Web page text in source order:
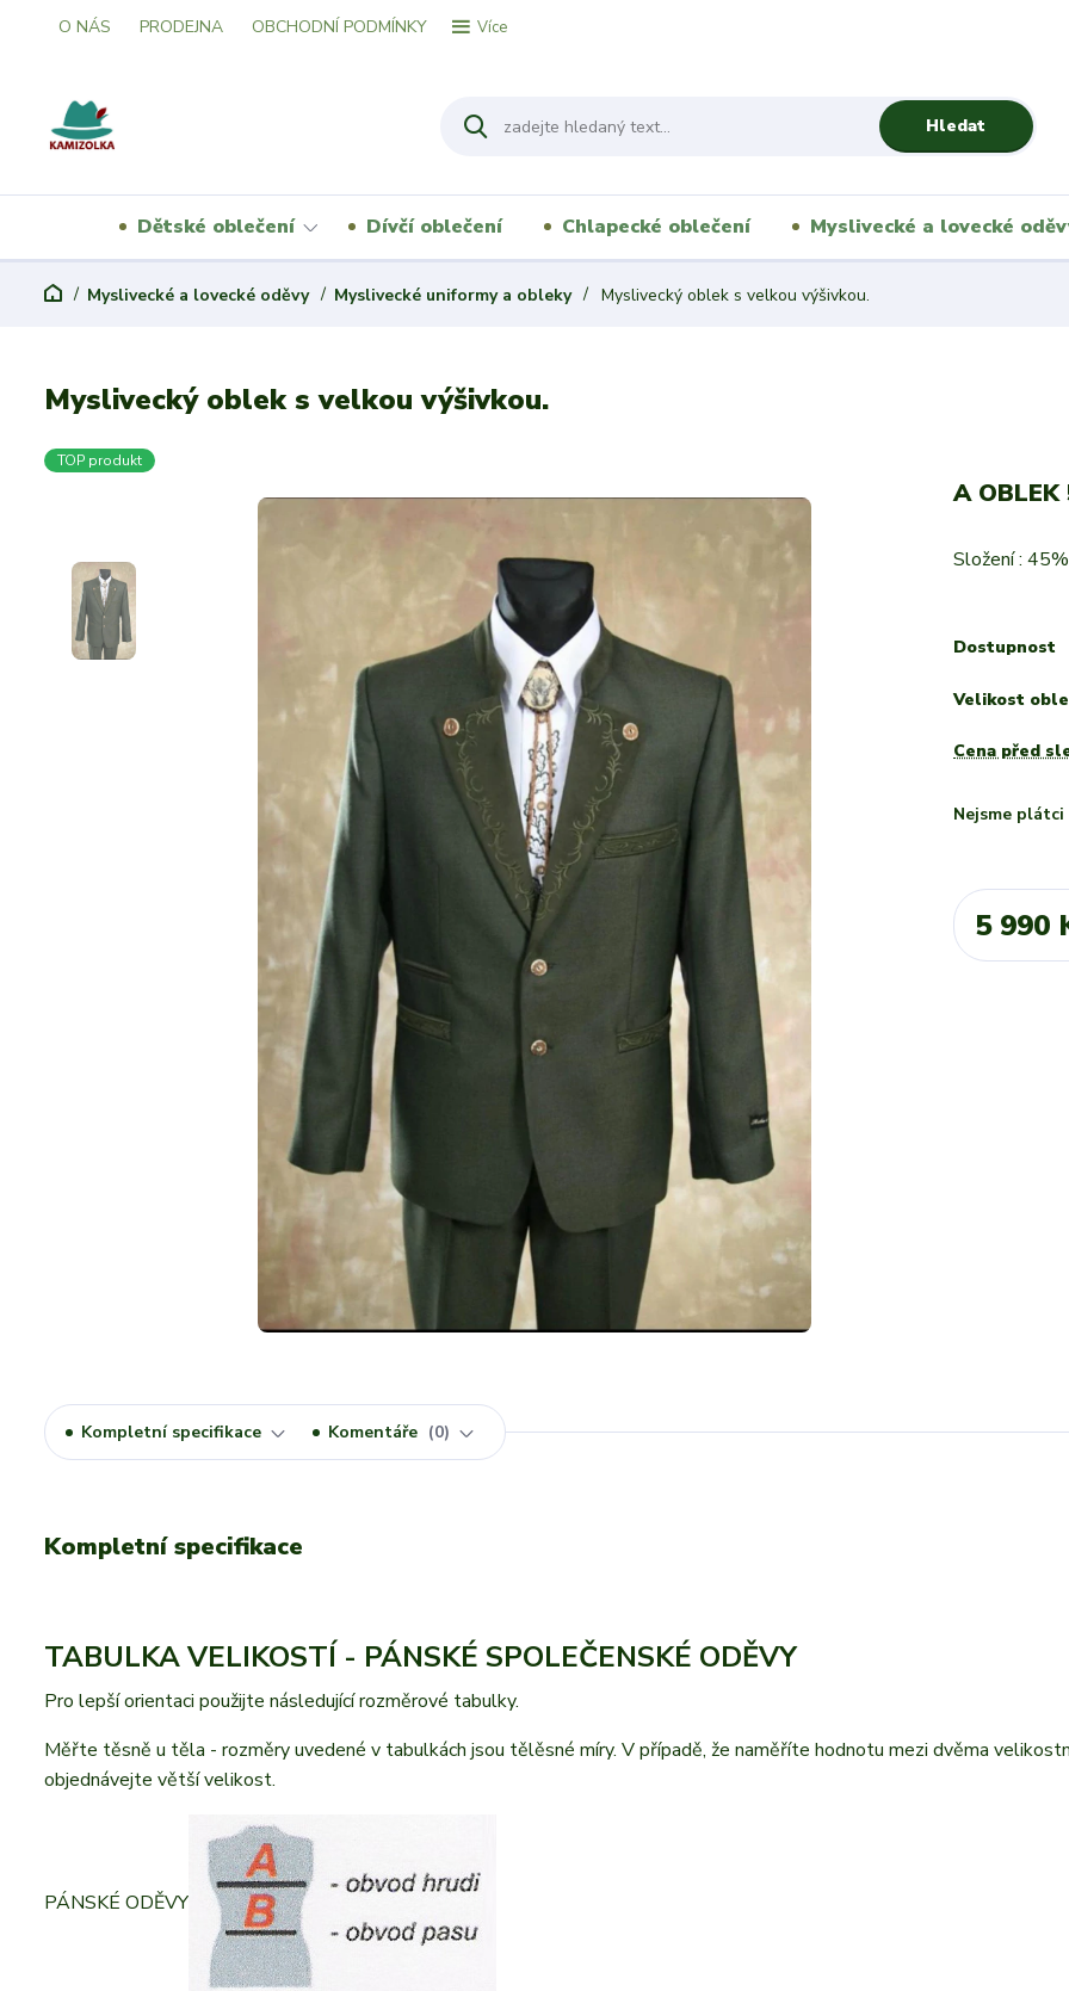
O NÁS PRODEJNA OBCHODNÍ PODMÍNKY Více
Hledat
Dětské oblečení Dívčí oblečení Chlapecké oblečení Myslivecké a lovecké
Myslivecké a lovecké oděvy Myslivecké uniformy a obleky Myslivecký oblek s velkou výšivkou.
Myslivecký oblek s velkou výšivkou.
TOP produkt
A OBLEK
Složení :
Dostupnost
Velikost
Cena před
Nejsme plátci
5 990
Kompletní specifikace Komentáře 0
Kompletní specifikace
TABULKA VELIKOSTÍ - PÁNSKÉ SPOLEČENSKÉ ODĚVY
Pro lepší orientaci použijte následující rozměrové tabulky.
Měřte těsně u těla - rozměry uvedené v tabulkách jsou tělěsné míry. V případě, že naměříte hodnotu mezi dvěma
objednávejte větší velikost.
PÁNSKÉ ODĚVY